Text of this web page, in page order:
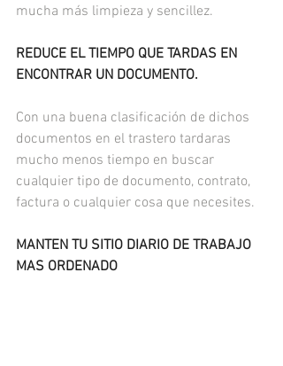
mucha más limpieza y sencillez.
REDUCE EL TIEMPO QUE TARDAS EN
ENCONTRAR UN DOCUMENTO.
Con una buena clasificación de dichos
documentos en el trastero tardaras
mucho menos tiempo en buscar
cualquier tipo de documento, contrato,
factura o cualquier cosa que necesites.
MANTEN TU SITIO DIARIO DE TRABAJO
MAS ORDENADO